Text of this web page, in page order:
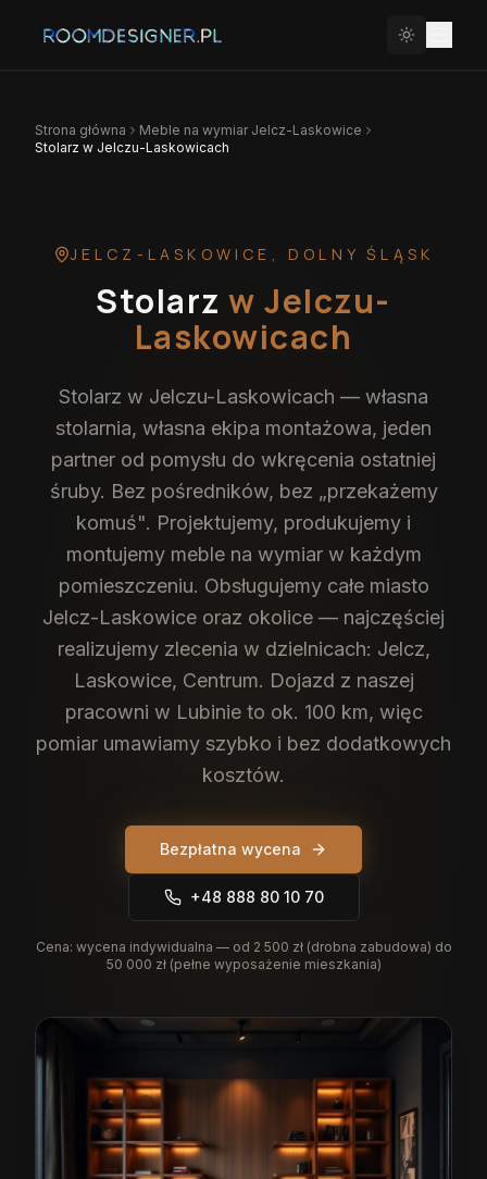
Strona główna Meble na wymiar Jelcz-Laskowice
Stolarz w Jelczu-Laskowicach
JELCZ-LASKOWICE , DOLNY ŚLĄSK
Stolarz w Jelczu-
Laskowicach
Stolarz w Jelczu-Laskowicach — własna
stolarnia, własna ekipa montażowa, jeden
partner od pomysłu do wkręcenia ostatniej
śruby. Bez pośredników, bez „przekażemy
komuś". Projektujemy, produkujemy i
montujemy meble na wymiar w każdym
pomieszczeniu. Obsługujemy całe miasto
Jelcz-Laskowice oraz okolice — najczęściej
realizujemy zlecenia w dzielnicach: Jelcz,
Laskowice, Centrum. Dojazd z naszej
pracowni w Lubinie to ok. 100 km, więc
pomiar umawiamy szybko i bez dodatkowych
kosztów.
Bezpłatna wycena
+48 888 80 10 70
Cena: wycena indywidualna — od 2 500 zł (drobna zabudowa) do
50 000 zł (pełne wyposażenie mieszkania)